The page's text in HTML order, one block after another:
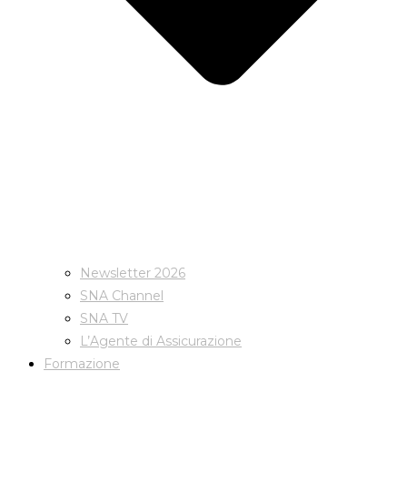
Newsletter 2026
SNA Channel
SNA TV
L’Agente di Assicurazione
Formazione